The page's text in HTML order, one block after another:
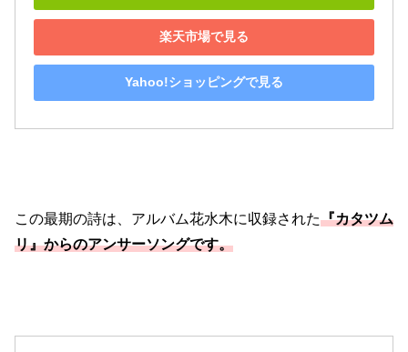
楽天市場で見る
Yahoo!ショッピングで見る
この最期の詩は、アルバム花水木に収録された『カタツム
リ』からのアンサーソングです。